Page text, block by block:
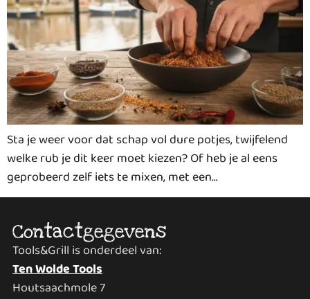
Sta je weer voor dat schap vol dure potjes, twijfelend
welke rub je dit keer moet kiezen? Of heb je al eens
geprobeerd zelf iets te mixen, met een…
Contactgegevens
Tools&Grill is onderdeel van:
Ten Wolde Tools
Houtsaachmole 7